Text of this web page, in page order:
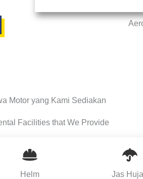
Motor yang Kami Sediakan
Facilities that We Provide
Helm Jas